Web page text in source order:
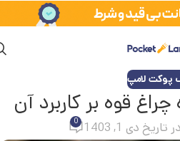
پوکت لامپ
چراغ قوه بر کاربرد آن
در تاریخ دی 1, 1403 0